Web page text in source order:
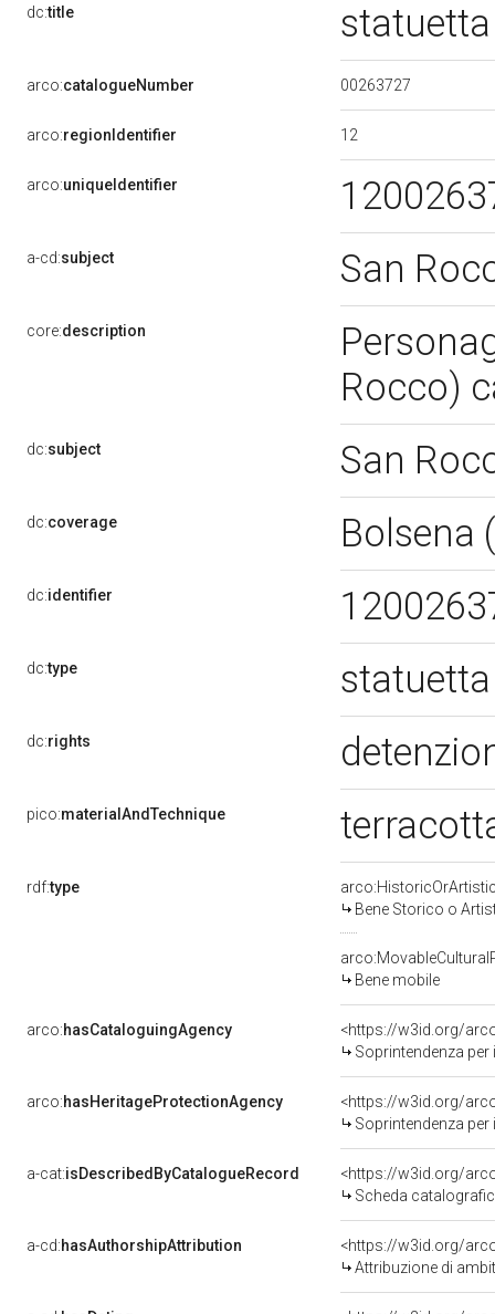
dc:title
arco:catalogueNumber 00263727
arco:regionIdentifier 12
arco:uniqueIdentifier
a-cd:subject San
core:description
Rocco)
dc:subject San
dc:coverage Bolsena
dc:identifier
dc:type
dc:rights
pico:materialAndTechnique
rdf:type
Bene Storico o
Bene mobile
arco:hasCataloguingAgency
<https://w3id.org/
Soprintendenza
arco:hasHeritageProtectionAgency
<https://w3id.org/
Soprintendenza per i
a-cat:isDescribedByCatalogueRecord
<https://w3id.org/
Scheda
a-cd:hasAuthorshipAttribution
<https://w3id.org/
Attribuzione di